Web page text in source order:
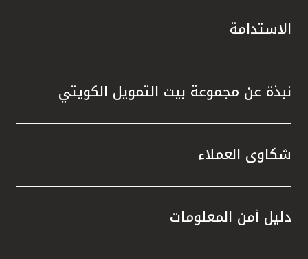
الاستدامة
نبذة عن مجموعة بيت التمويل الكويتي
شكاوى العملاء
دليل أمن المعلومات